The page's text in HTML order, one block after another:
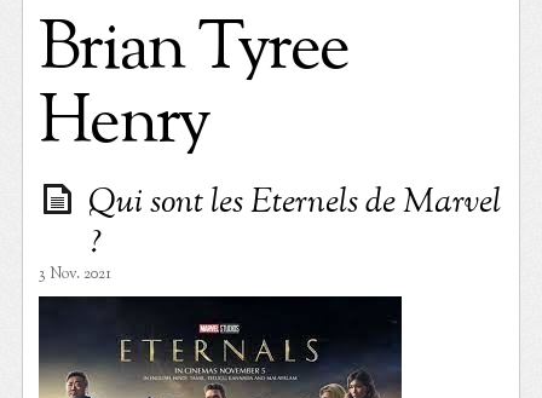
Brian Tyree
Henry
Qui sont les Eternels de Marvel
?
3 Nov. 2021